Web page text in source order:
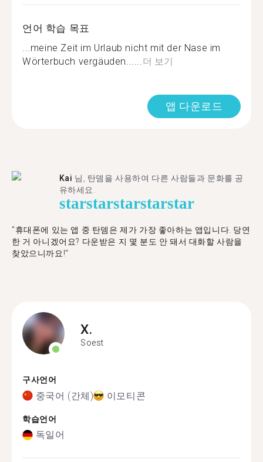
언어 학습 목표
...meine Zeit im Urlaub nicht mit der Nase im
Wörterbuch vergäuden......더 보기
앱 다운로드
Kai 님, 탄뎀을 사용하여 다른 사람들과 문화를 공
유하세요.
starstarstarstarstar
"휴대폰에 있는 앱 중 탄뎀은 제가 가장 좋아하는 앱입니다. 당연
한 거 아니겠어요? 다운받은 지 몇 분도 안 돼서 대화할 사람을
찾았으니까요!"
X.
Soest
구사언어
중국어 (간체) 이모티콘
학습언어
독일어